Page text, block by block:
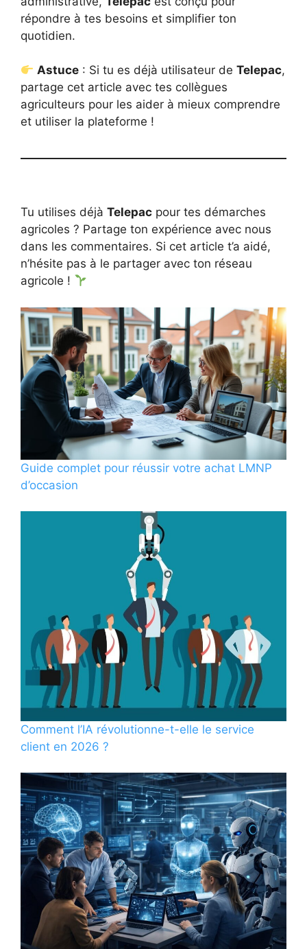
répondre à tes besoins et simplifier ton
quotidien.
Astuce : Si tu es déjà utilisateur deTelepac,
partage cet article avec tes collègues
agriculteurs pour les aider à mieux comprendre
et utiliser la plateforme !
Tu utilises déjà Telepac pour tes démarches
agricoles ? Partage ton expérience avec nous
dans les commentaires. Si cet article t’a aidé,
n’hésite pas à le partager avec ton réseau
agricole !
Guide complet pour réussir votre achat LMNP
d’occasion
Comment l’IA révolutionne-t-elle le service
client en 2026 ?